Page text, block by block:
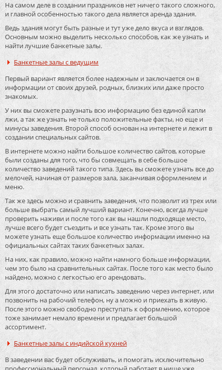
На самом деле в создании праздников нет ничего такого сложного,
и главной особенностью такого дела является аренда здания.
Ведь здания могут быть разные и тут уже дело вкуса и взглядов.
Основным можно выделить несколько способов, как же узнать и
найти лучшие банкетные залы.
Банкетные залы с ведущим
Первый вариант является более надежным и заключается он в
информации от своих друзей, родных, близких или даже просто
знакомых.
У них вы сможете разузнать всю информацию без единой капли
лжи, а так же узнать не только положительные факты, но еще и
минусы заведения. Второй способ основан на интернете и лежит в
создании специальных сайтов.
В интернете можно найти большое количество сайтов, которые
были созданы для того, что бы совмещать в себе большое
количество заведений такого типа. Здесь вы сможете узнать все до
мелочей, начиная от размеров зала, заканчивая оформлением и
меню.
Так же здесь можно и сравнить заведения, что позволит из трех или
больше выбрать самый лучший вариант. Конечно, всегда лучше
проверить наживи и после того как вы нашли подходяще место,
лучше всего будет съездить и все узнать так. Кроме этого вы
можете узнать еще большое количество информации именно на
официальных сайтах таких банкетных залах.
На них, как правило, можно найти намного больше информации,
чем это было на сравнительных сайтах. После того как место было
найдено, можно с легкостью его арендовать.
Для этого достаточно или написать заведению через интернет, или
позвонить на рабочий телефон, ну а можно и приехать в живую.
После этого можно свободно преступать к оформлению, которое
тоже занимает немало времени и предлагает большой
ассортимент.
Банкетные залы с индийской кухней
В заведении вас будет обслуживать, и помогать исключительно